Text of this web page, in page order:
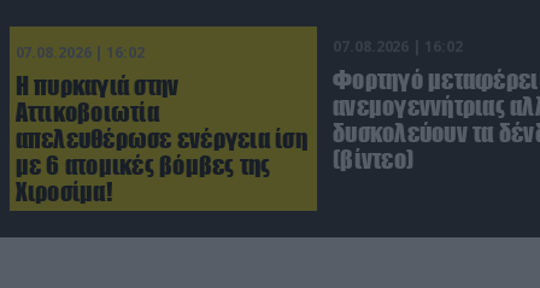
07.08.2026 | 16:02
Η πυρκαγιά στην
Αττικοβοιωτία
απελευθέρωσε ενέργεια ίση
με 6 ατομικές βόμβες της
Χιροσίμα!
07.08.2026 | 16:02
Φορτηγό μεταφέρει
ανεμογεννήτριας
δυσκολεύουν τα
(βίντεο)